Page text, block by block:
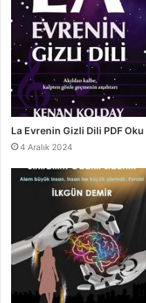
La Evrenin Gizli Dili PDF Oku
4 Aralık 2024